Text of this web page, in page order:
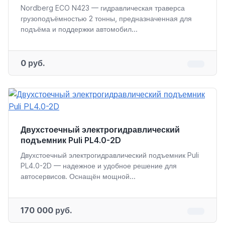
Nordberg ECO N423 — гидравлическая траверса
грузоподъёмностью 2 тонны, предназначенная для
подъёма и поддержки автомобил...
0 руб.
Двухстоечный электрогидравлический
подъемник Puli PL4.0-2D
Двухстоечный электрогидравлический подъемник Puli
PL4.0-2D — надежное и удобное решение для
автосервисов. Оснащён мощной...
170 000 руб.